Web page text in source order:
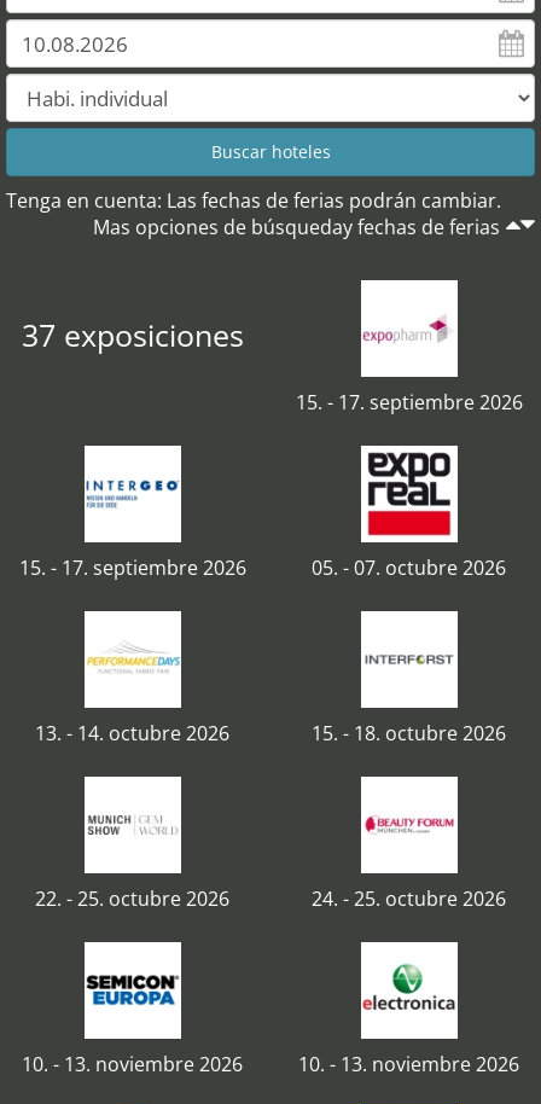
Tenga en cuenta: Las fechas de ferias podrán cambiar.
Mas opciones de búsqueday fechas de ferias
37 exposiciones
15. - 17. septiembre 2026
15. - 17. septiembre 2026 05. - 07. octubre 2026
13. - 14. octubre 2026 15. - 18. octubre 2026
22. - 25. octubre 2026 24. - 25. octubre 2026
10. - 13. noviembre 2026 10. - 13. noviembre 2026